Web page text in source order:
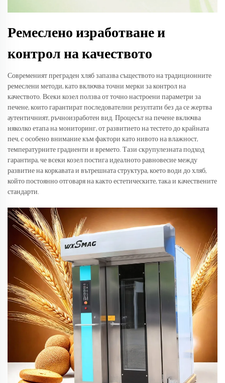
Ремеслено изработване и
контрол на качеството
Современият преграден хляб запазва съществото на традиционните
ремеслени методи, като включва точни мерки за контрол на
качеството. Всеки козел ползва от точно настроени параметри за
печене, които гарантират последователни резултати без да се жертва
аутентичният, ръчноизработен вид. Процесът на печене включва
няколко етапа на мониторинг, от развитието на тестето до крайната
печ, с особено внимание към фактори като нивото на влажност,
температурните градиенти и времето. Тази скрупулезната подход
гарантира, че всеки козел постига идеалното равновесие между
развитие на коркавата и вътрешната структура, което води до хляб,
който постоянно отговаря на както естетическите, така и качествените
стандарти.